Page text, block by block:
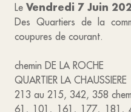
Le Vendredi 7 Juin
Des Quartiers de la
coupures de courant.
chemin DE LA ROCHE
QUARTIER LA CHAUSSIERE
213 au 215, 342, 358
61, 101, 161, 177, 181,